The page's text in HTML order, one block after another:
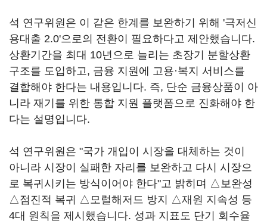
석 연구위원은 이 같은 한계를 보완하기 위해 '극저신
용대출 2.0'으로의 전환이 필요하다고 제안했습니다.
상환기간을 최대 10년으로 늘리는 초장기 분할상환
구조를 도입하고, 금융 지원에 고용·복지 서비스를
결합해야 한다는 내용입니다. 즉, 단순 금융상품이 아
니라 재기를 위한 통합 지원 플랫폼으로 진화해야 한
다는 설명입니다.
석 연구위원은 "국가 개입이 시장을 대체하는 것이
아니라 시장이 실패한 자리를 보완하고 다시 시장으
로 복귀시키는 방식이어야 한다"고 밝히며 △보완성
△점진적 복귀 △모럴해저드 방지 △재원 지속성 등
4대 원칙을 제시했습니다. 성과 지표도 단기 회수율